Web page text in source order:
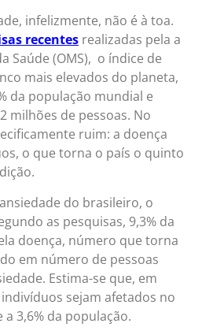
infelizmente, não é à toa.
recentes realizadas pela a
Saúde (OMS), o índice de
mais elevados do planeta,
da população mundial e
milhões de pessoas. No
ruim: a doença
o que torna o país o quinto
do brasileiro, o
as pesquisas, 9,3% da
doença, número que torna
em número de pessoas
Estima-se que, em
sejam afetados no
3,6% da população.